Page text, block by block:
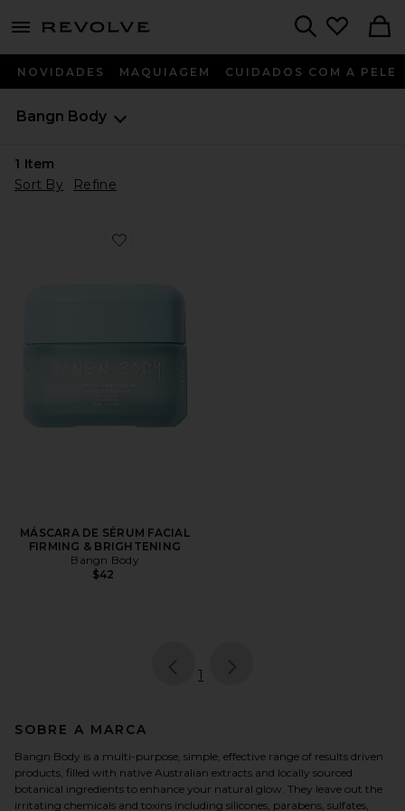
menu - shows more content
NOVIDADES MAQUIAGEM CUIDADOS COM A PELE
Bangn Body
1 Item
Sort By
Refine
Favorite MÁSCARA DE SÉRUM FACIAL FIRMING &
MÁSCARA DE SÉRUM FACIAL
FIRMING & BRIGHTENING
Bangn Body
$42
page
1
SOBRE A MARCA
Bangn Body is a multi-purpose, simple, effective range of results driven
products, filled with native Australian extracts and locally sourced
botanical ingredients to enhance your natural glow. They leave out the
irritating chemicals and toxins including silicones, parabens, sulfates,